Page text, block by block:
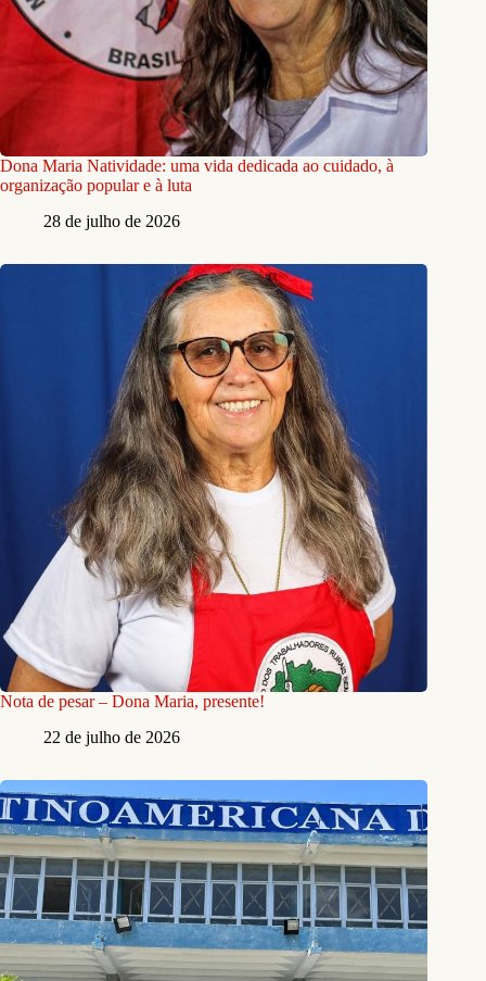
Dona Maria Natividade: uma vida dedicada ao cuidado, à
organização popular e à luta
28 de julho de 2026
Nota de pesar – Dona Maria, presente!
22 de julho de 2026